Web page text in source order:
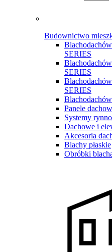
Budownictwo
SERIES
SERIES
SERIES
Panele
Systemy
Dachowe i
Akcesoria
Blachy płaskie
Obróbki